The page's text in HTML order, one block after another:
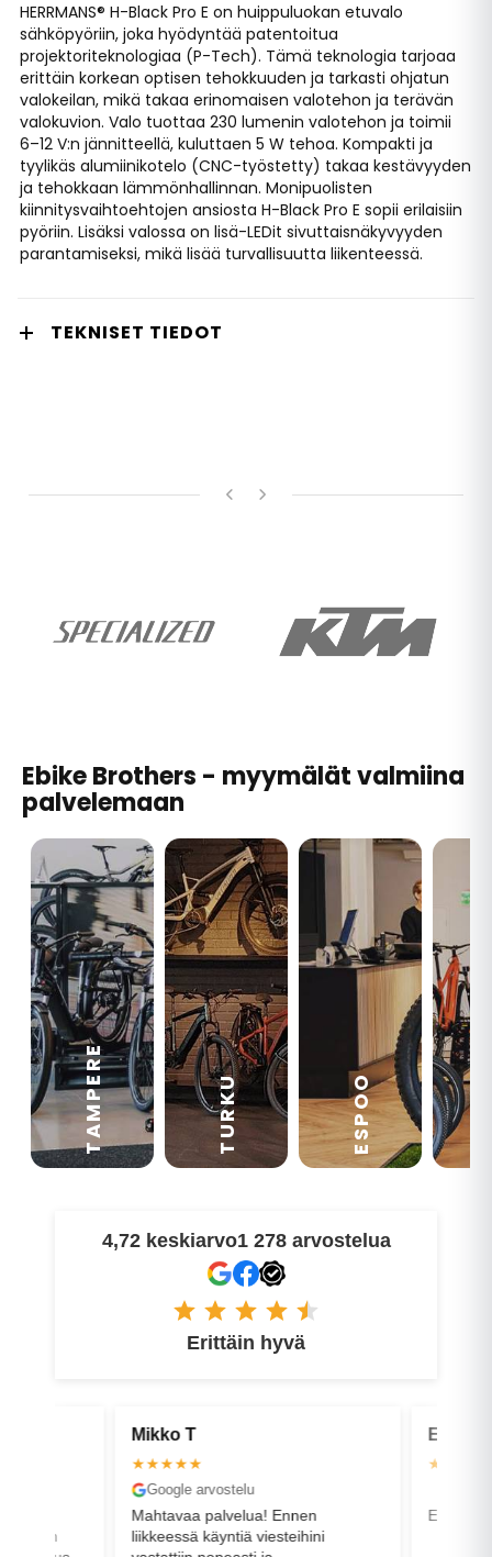
HERRMANS® H-Black Pro E on huippuluokan etuvalo
sähköpyöriin, joka hyödyntää patentoitua
projektoriteknologiaa (P-Tech). Tämä teknologia tarjoaa
erittäin korkean optisen tehokkuuden ja tarkasti ohjatun
valokeilan, mikä takaa erinomaisen valotehon ja terävän
valokuvion. Valo tuottaa 230 lumenin valotehon ja toimii
6–12 V:n jännitteellä, kuluttaen 5 W tehoa. Kompakti ja
tyylikäs alumiinikotelo (CNC-työstetty) takaa kestävyyden
ja tehokkaan lämmönhallinnan. Monipuolisten
kiinnitysvaihtoehtojen ansiosta H-Black Pro E sopii erilaisiin
pyöriin. Lisäksi valossa on lisä-LEDit sivuttaisnäkyvyyden
parantamiseksi, mikä lisää turvallisuutta liikenteessä.
TEKNISET TIEDOT
Ebike Brothers - myymälät valmiina
palvelemaan
TAMPERE TURKU ESPOO
4,72 keskiarvo1 278 arvostelua
Erittäin hyvä
Mikko T
★★★★★
Google arvostelu
Mahtavaa palvelua! Ennen
liikkeessä käyntiä viesteihini
Erik H
★★★★★